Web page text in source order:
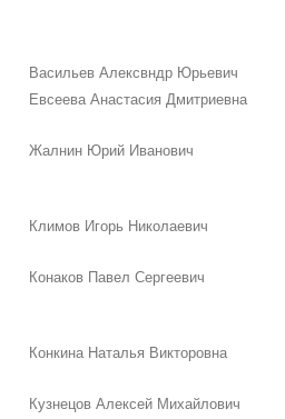
Васильев Алексвндр Юрьевич
Евсеева Анастасия Дмитриевна
Жалнин Юрий Иванович
Климов Игорь Николаевич
Конаков Павел Сергеевич
Конкина Наталья Викторовна
Кузнецов Алексей Михайлович